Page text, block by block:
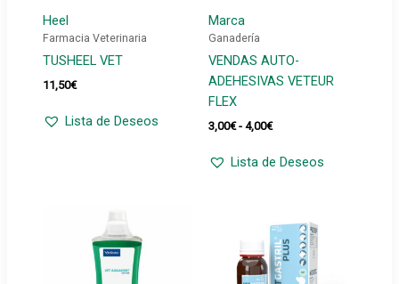
Heel
Farmacia Veterinaria
TUSHEEL VET
11,50€
Lista de Deseos
Marca
Ganadería
VENDAS AUTO-
ADEHESIVAS VETEUR
FLEX
3,00€ - 4,00€Rango
precios:
desde
Lista de Deseos